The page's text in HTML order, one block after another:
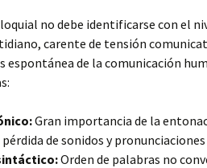
no debe identificarse con el
carente de tensión
espontánea de la comunicación
Gran importancia de la
de sonidos y
Orden de palabras no